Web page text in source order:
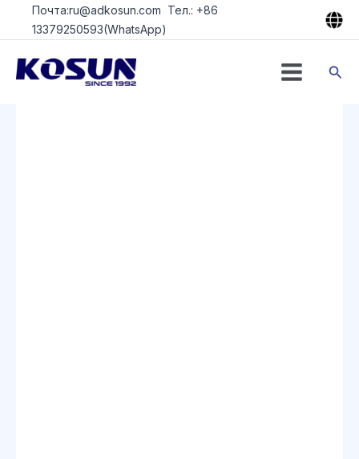
ПерейтиПочта:ru@adkosun.com Тел.: +86
13379250593(WhatsApp)